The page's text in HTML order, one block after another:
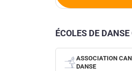
ÉCOLES DE
ASSOCIATION
DANSE